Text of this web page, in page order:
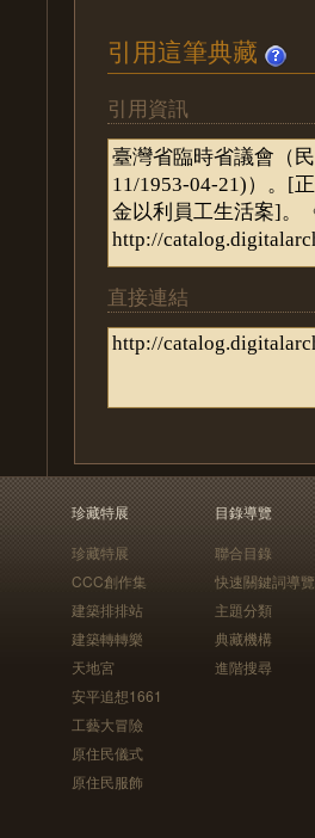
引用這筆典藏
引用資訊
直接連結
珍藏特展
珍藏特展
CCC創作集
建築排排站
建築轉轉樂
天地宮
安平追想1661
工藝大冒險
原住民儀式
原住民服飾
目錄導覽
聯合目錄
快速關鍵詞導覽
主題分類
典藏機構
進階搜尋